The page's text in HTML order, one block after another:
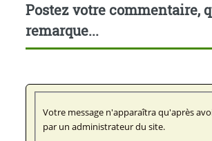
Postez votre commentaire,
remarque...
Votre message n'apparaîtra qu'après
par un administrateur du site.